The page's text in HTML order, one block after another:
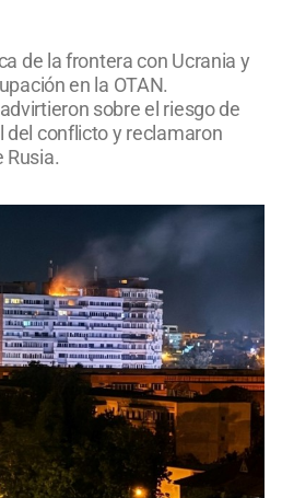
de la frontera con Ucrania y
en la OTAN.
sobre el riesgo de
del conflicto y reclamaron
Rusia.